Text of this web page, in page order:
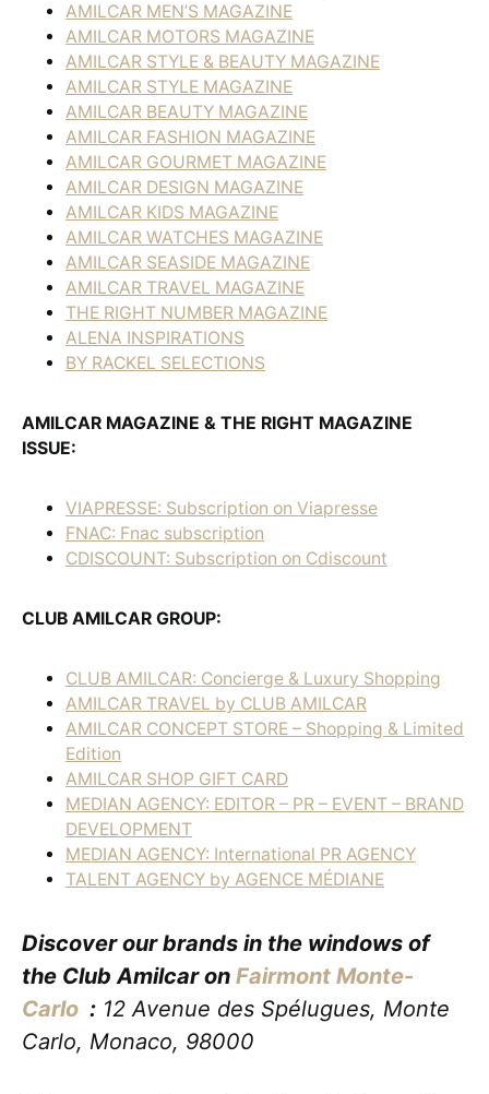
AMILCAR MEN’S MAGAZINE
AMILCAR MOTORS MAGAZINE
AMILCAR STYLE & BEAUTY MAGAZINE
AMILCAR STYLE MAGAZINE
AMILCAR BEAUTY MAGAZINE
AMILCAR FASHION MAGAZINE
AMILCAR GOURMET MAGAZINE
AMILCAR DESIGN MAGAZINE
AMILCAR KIDS MAGAZINE
AMILCAR WATCHES MAGAZINE
AMILCAR SEASIDE MAGAZINE
AMILCAR TRAVEL MAGAZINE
THE RIGHT NUMBER MAGAZINE
ALENA INSPIRATIONS
BY RACKEL SELECTIONS
AMILCAR MAGAZINE & THE RIGHT MAGAZINE
ISSUE:
VIAPRESSE: Subscription on Viapresse
FNAC: Fnac subscription
CDISCOUNT: Subscription on Cdiscount
CLUB AMILCAR GROUP:
CLUB AMILCAR: Concierge & Luxury Shopping
AMILCAR TRAVEL by CLUB AMILCAR
AMILCAR CONCEPT STORE – Shopping & Limited
Edition
AMILCAR SHOP GIFT CARD
MEDIAN AGENCY: EDITOR – PR – EVENT – BRAND
DEVELOPMENT
MEDIAN AGENCY: International PR AGENCY
TALENT AGENCY by AGENCE MÉDIANE
Discover our brands in the windows of
the Club Amilcar on Fairmont Monte-
Carlo : 12 Avenue des Spélugues, Monte
Carlo, Monaco, 98000